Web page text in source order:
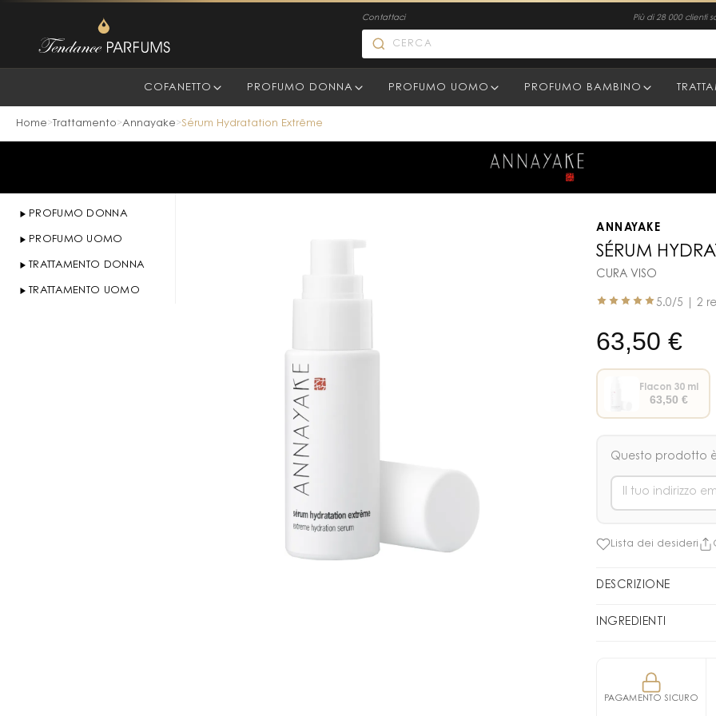
Contattaci Più di 28 000 clienti
COFANETTO PROFUMO DONNA PROFUMO UOMO PROFUMO BAMBINO
Home>Trattamento>Annayake>Sérum Hydratation Extrême
PROFUMO DONNA
PROFUMO UOMO
TRATTAMENTO DONNA
TRATTAMENTO UOMO
ANNAYAKE
SÉRUM
CURA VISO
5.0/5 |2
63,50 €
Flacon 30 ml
63,50 €
Questo prodotto
Lista dei desideri
DESCRIZIONE
Sérum
morbida e luminosa.
esigenze
INGREDIENTI
PEG-50
XANTHAN GUM,
SERINE, POTASSIUM
PAGAMENTO SICURO